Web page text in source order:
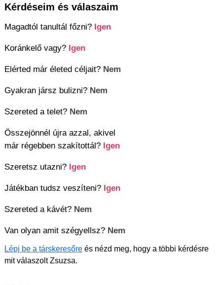
Kérdéseim és válaszaim
Magadtól tanultál főzni? Igen
Koránkelő vagy? Igen
Elérted már életed céljait? Nem
Gyakran jársz bulizni? Nem
Szereted a telet? Nem
Összejönnél újra azzal, akivel
már régebben szakítottál? Igen
Szeretsz utazni? Igen
Játékban tudsz veszíteni? Igen
Szereted a kávét? Nem
Van olyan amit szégyellsz? Nem
Lépj be a társkeresőre és nézd meg, hogy a többi kérdésre
mit válaszolt Zsuzsa.